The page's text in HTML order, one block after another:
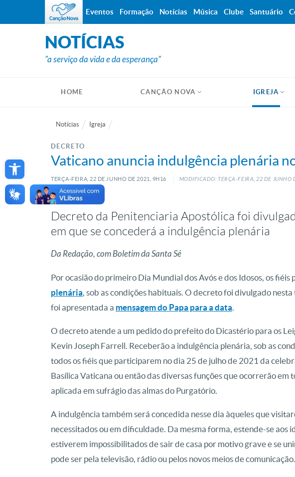
Open toolbar
NOTÍCIAS
"a serviço da vida e da esperança"
HOME CANÇÃO NOVA IGREJA
Notícias Igreja
DECRETO
Vaticano anuncia indulgência plenária
TERÇA-FEIRA, 22 DE JUNHO DE 2021, 9H16 MODIFICADO: TERÇA-FEIRA, 22 DE JUNHO
Decreto da Penitenciaria Apostólica foi
em que se concederá a indulgência plenária
Da Redação, com Boletim da Santa Sé
Por ocasião do primeiro Dia Mundial dos Avós e dos Idosos, os fiéis
plenária, sob as condições habituais. O decreto foi divulgado
foi apresentada a mensagem do Papa para a data.
O decreto atende a um pedido do prefeito do Dicastério para os
Kevin Joseph Farrell. Receberão a indulgência plenária, sob as
todos os fiéis que participarem no dia 25 de julho de 2021 da
Basílica Vaticana ou então das diversas funções que ocorrerão em
aplicada em sufrágio das almas do Purgatório.
A indulgência também será concedida nesse dia àqueles que
necessitados ou em dificuldade. Da mesma forma, estende-se aos
estiverem impossibilitados de sair de casa por motivo grave e se
pode ser pela televisão, rádio ou pelos novos meios de comunicação.
Eventos Formação Notícias Música Clube Santuário